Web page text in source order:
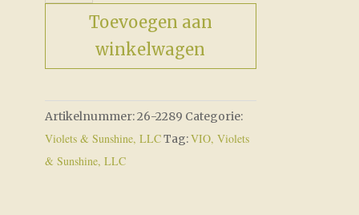
aantal
Toevoegen aan
winkelwagen
Artikelnummer:26-2289 Categorie:
Violets & Sunshine, LLCTag:VIO, Violets
& Sunshine, LLC